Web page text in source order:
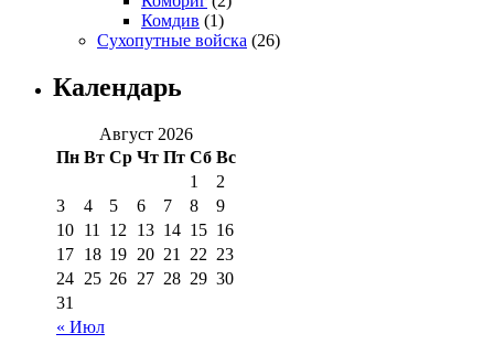
Комдив (1)
Сухопутные войска (26)
Календарь
Август 2026
Пн Вт Ср Чт Пт Сб Вс
« Июл
1
2
3
4 5 6 7 8
9
10 11 12 13 14 15 16
17 18 19 20 21 22 23
24 25 26 27 28 29 30
31